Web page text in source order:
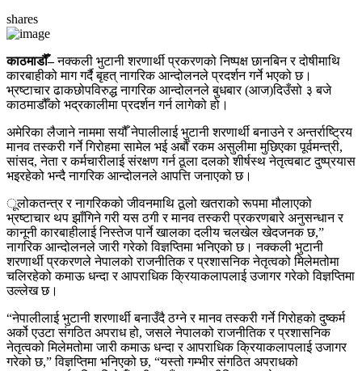
shares
काठमाडौँ–नक्कली भुटानी शरणार्थी प्रकरणको निष्पक्ष छानबिन र दोषीमाथि
कारबाहीको माग गर्दै बृहत् नागरिक आन्दोलनले प्रदर्शन गर्ने भएको छ।
भ्रष्टाचार ढाकछोपविरुद्ध नागरिक आन्दोलनले बुधबार (आज)दिउँसो ३ बजे
काठमाडौँको भद्रकालीमा प्रदर्शन गर्न लागेको हो।
अमेरिका लैजाने नाममा सयौँ नेपालीलाई भुटानी शरणार्थी बनाउने र अन्तर्राष्ट्रिय
मानव तस्करी गर्ने गिरोहमा सामेल भई अर्बौँ रकम असुलीमा मुछिएका पूर्वमन्त्री,
सांसद, नेता र कर्मचारीलाई संरक्षण गर्न ठूला दलको शीर्षस्थ नेतृत्वबाट दुष्प्रयास
भइरहेको भन्दै नागरिक आन्दोलनले आपत्ति जनाएको छ।
ूलोकतन्त्र र नागरिकको जीवनमाथि ठूलो खतराको रूपमा मौलाएको
भ्रष्टाचार थप झाँगिने गरी यस ठगी र मानव तस्करी प्रकरणबारे अनुसन्धान र
कानूनी कारबाहीलाई निस्तेज पार्ने खालका दलीय चलखेल खेदजनक छ,”
नागरिक आन्दोलनले जारी गरेको विज्ञप्तिमा भनिएको छ। नक्कली भुटानी
शरणार्थी प्रकरणले नेपालको राजनीतिक र प्रशासनिक नेतृत्वको मिलेमतोमा
चलिरहेको कमाऊ धन्दा र आपराधिक क्रियाकलापलाई उजागर गरेको विज्ञप्तिमा
उल्लेख छ।
“नेपालीलाई भुटानी शरणार्थी बनाउँदै ठग्ने र मानव तस्करी गर्ने गिरोहको दुष्कर्म
अर्को एउटा संगठित अपराध हो, जसले नेपालको राजनीतिक र प्रशासनिक
नेतृत्वको मिलेमतोमा जारी कमाऊ धन्दा र आपराधिक क्रियाकलापलाई उजागर
गरेको छ,” विज्ञप्तिमा भनिएको छ, “यस्तो गम्भीर संगठित अपराधको